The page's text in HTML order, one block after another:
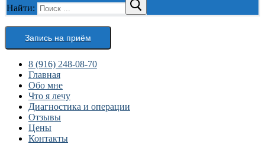
Найти:
Запись на приём
8 (916) 248-08-70
Главная
Обо мне
Что я лечу
Диагностика и операции
Отзывы
Цены
Контакты